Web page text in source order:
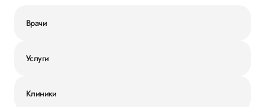
Врачи
Услуги
Клиники